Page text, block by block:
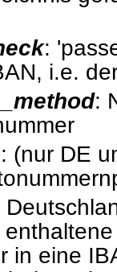
:
i.e.
:
: (nur DE
in eine